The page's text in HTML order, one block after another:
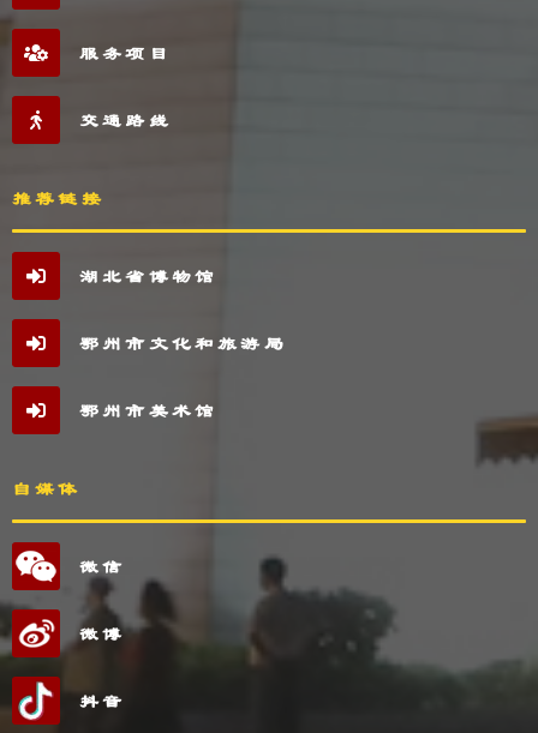
服务项目
交通路线
推荐链接
湖北省博物馆
鄂州市文化和旅游局
鄂州市美术馆
自媒体
微信
微博
抖音